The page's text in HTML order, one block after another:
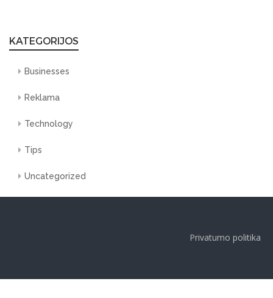
KATEGORIJOS
Businesses
Reklama
Technology
Tips
Uncategorized
Privatumo politika